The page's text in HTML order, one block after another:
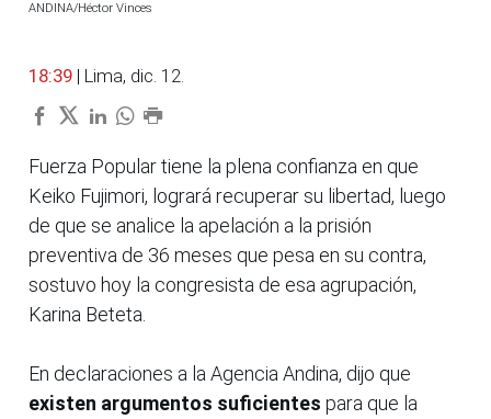
ANDINA/Héctor Vinces
18:39 | Lima, dic. 12.
Fuerza Popular tiene la plena confianza en que
Keiko Fujimori, logrará recuperar su libertad, luego
de que se analice la apelación a la prisión
preventiva de 36 meses que pesa en su contra,
sostuvo hoy la congresista de esa agrupación,
Karina Beteta.
En declaraciones a la Agencia Andina, dijo que
existen argumentos suficientes para que la